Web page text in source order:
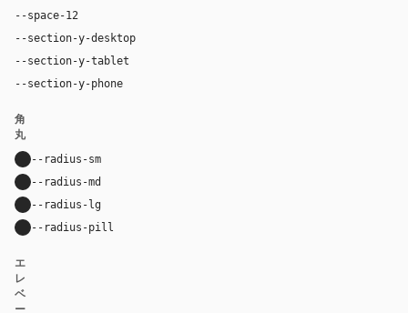
--space-12
--section-y-desktop
--section-y-tablet
--section-y-phone
角
丸
--radius-sm
--radius-md
--radius-lg
--radius-pill
エ
レ
ベ
ー